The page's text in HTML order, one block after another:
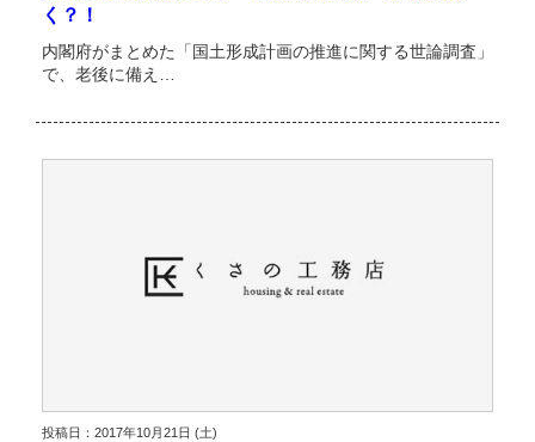
く？！
内閣府がまとめた「国土形成計画の推進に関する世論調査」
で、老後に備え…
投稿日：2017年10月21日 (土)